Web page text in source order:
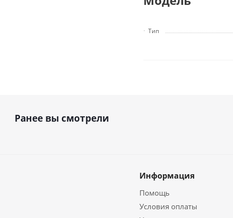
Тип
Ранее вы смотрели
Информация
Помощь
Условия оплаты